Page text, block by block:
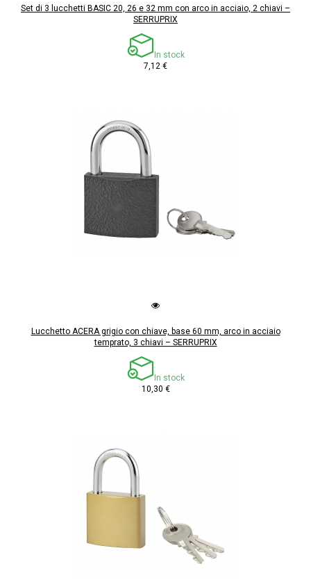
Set di 3 lucchetti BASIC 20, 26 e 32 mm con arco in acciaio, 2 chiavi –
SERRUPRIX
In stock
7,12 €
Lucchetto ACERA grigio con chiave, base 60 mm, arco in acciaio
temprato, 3 chiavi – SERRUPRIX
In stock
10,30 €